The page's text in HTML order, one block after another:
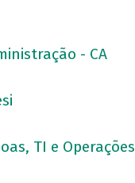
- CA
TI e Operações